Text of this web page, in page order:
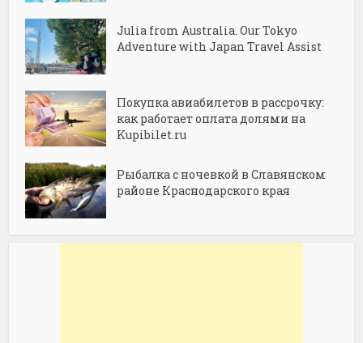
Julia from Australia. Our Tokyo
Adventure with Japan Travel Assist
Покупка авиабилетов в рассрочку:
как работает оплата долями на
Kupibilet.ru
Рыбалка с ночевкой в Славянском
районе Краснодарского края